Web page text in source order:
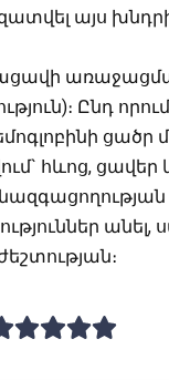
այս
Ընդ
ցածր
հևոց,
անել,